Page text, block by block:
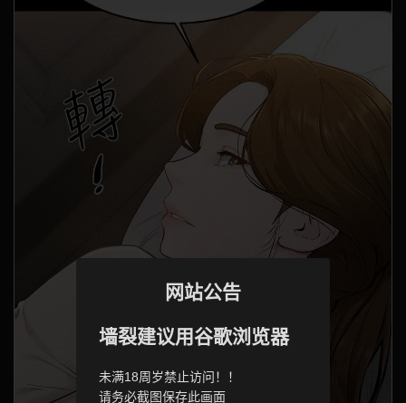
网站公告
墙裂建议用谷歌浏览器
未满18周岁禁止访问！！
请务必截图保存此画面